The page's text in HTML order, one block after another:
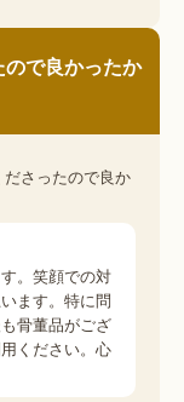
で良かったか
さったので良か
。笑顔での対
ます。特に問
骨董品がござ
ください。心